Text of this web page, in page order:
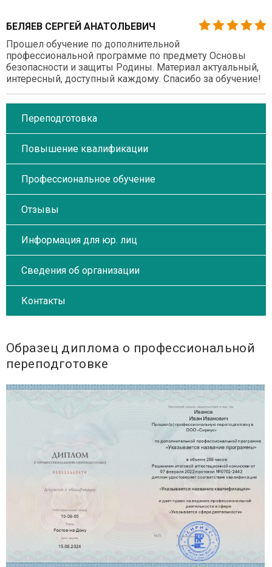
БЕЛЯЕВ СЕРГЕЙ АНАТОЛЬЕВИЧ
Прошел обучение по дополнительной
профессиональной программе по предмету Основы
безопасности и защиты Родины. Материал актуальный,
интересный, доступный каждому. Спасибо за обучение!
Переподготовка
Повышение квалификации
Профессиональное обучение
Отзывы
Информация для юр. лиц
Сведения об организации
Контакты
Образец диплома о профессиональной
переподготовке